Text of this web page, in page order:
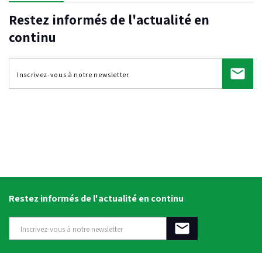
Restez informés de l'actualité en
continu
Restez informés de l'actualité en continu